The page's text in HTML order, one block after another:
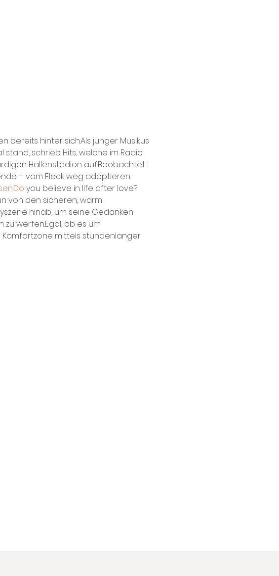
bereits hinter sich.Als junger Musikus
stand, schrieb Hits, welche im Radio
Hallenstadion auf.Beobachtet
– vom Fleck weg adoptieren
you believe in life after love?
von den sicheren, warm
hinab, um seine Gedanken
werfen.Egal, ob es um
mittels stundenlanger